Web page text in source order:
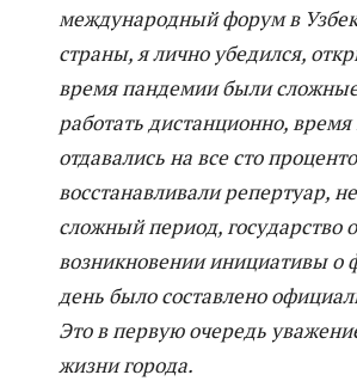
международный форум в
страны, я лично убедился,
время пандемии были
работать дистанционно,
отдавались на все сто
восстанавливали репертуар,
сложный период,
возникновении инициативы о
день было составлено
Это в первую очередь
жизни города.